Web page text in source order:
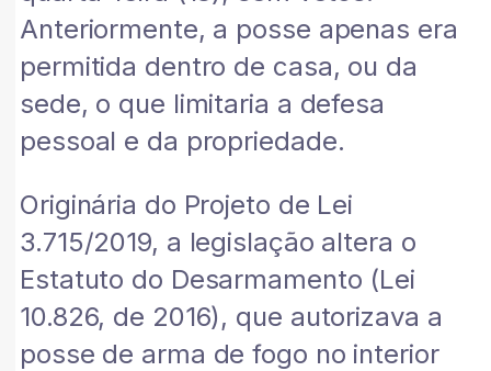
Anteriormente, a posse apenas era
permitida dentro de casa, ou da
sede, o que limitaria a defesa
pessoal e da propriedade.
Originária do Projeto de Lei
3.715/2019, a legislação altera o
Estatuto do Desarmamento (Lei
10.826, de 2016), que autorizava a
posse de arma de fogo no interior